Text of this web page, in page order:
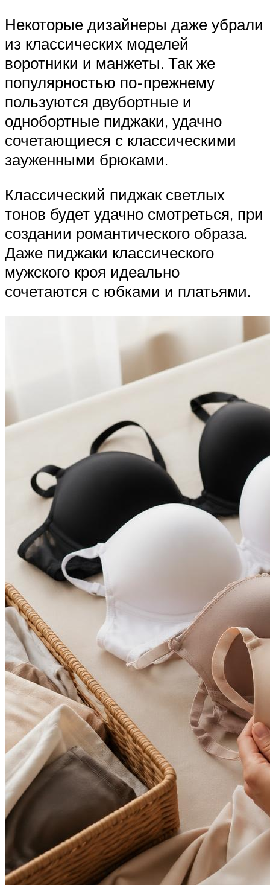
Некоторые дизайнеры даже убрали
из классических моделей
воротники и манжеты. Так же
популярностью по-прежнему
пользуются двубортные и
однобортные пиджаки, удачно
сочетающиеся с классическими
зауженными брюками.
Классический пиджак светлых
тонов будет удачно смотреться, при
создании романтического образа.
Даже пиджаки классического
мужского кроя идеально
сочетаются с юбками и платьями.